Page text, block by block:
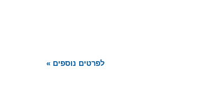
לפרטים נוספים »